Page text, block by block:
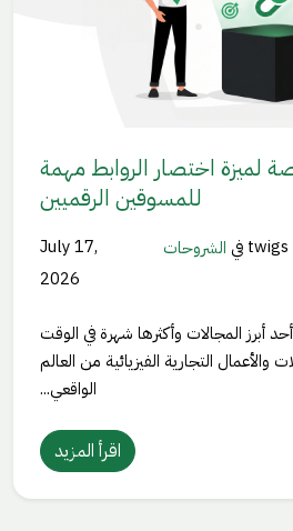
لميزة اختصار الروابط مهمة
للمسوقين الرقميين
في الشروحات
July 17,
2026
أبرز المجالات وأكثرها شهرة في الوقت
والأعمال التجارية الفيزيائية من العالم
الواقعي...
اقرأ المزيد